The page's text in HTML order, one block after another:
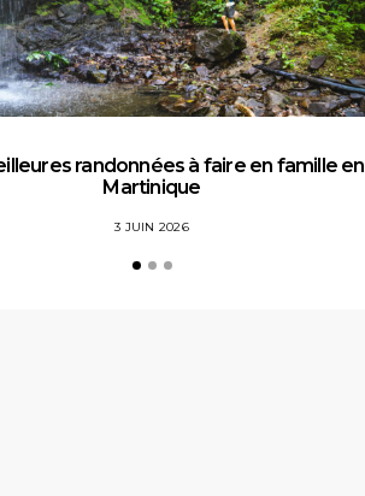
randonnées à faire en famille en
Martinique
3 JUIN 2026